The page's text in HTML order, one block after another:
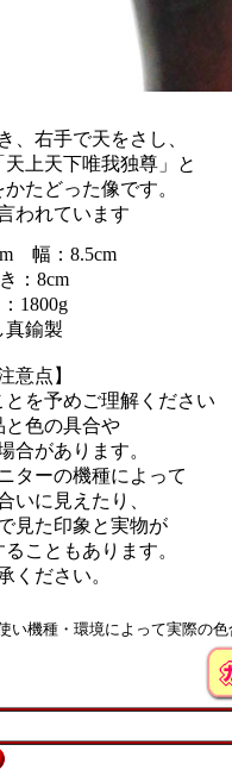
、右手で天をさし、
上天下唯我独尊」と
たどった像です。
われています
幅：8.5cm
：8cm
1800g
真鍮製
意点】
を予めご理解ください
と色の具合や
合があります。
ターの機種によって
いに見えたり、
見た印象と実物が
こともあります。
ください。
い機種・環境によって実際の